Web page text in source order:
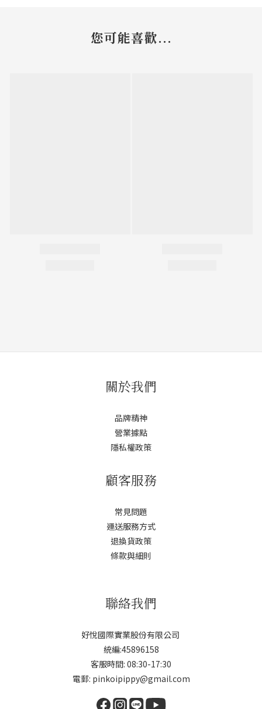
您可能喜歡...
關於我們
品牌精神
營業據點
隱私權政策
顧客服務
常見問題
運送服務方式
退換貨政策
條款與細則
聯絡我們
好悅國際實業股份有限公司
統編:45896158
客服時間: 08:30-17:30
電郵: pinkoipippy@gmail.com